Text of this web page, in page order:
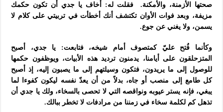
صحتها الأزمنة، والأمكنة. فقلت له: أخاف يا جدي أن تكون حكمك
مزيفة، وبعد فوات الأوان تكتشف أنك أخطأت في تربيتي على كلام لا
يسمن، ولا يغني عن جوع.
وكأنما فُتح عليّ كمتصوف أمام شيخه، فتابعت: يا جدي، أصبح
المتزحلقون على أيامنا، يدمنون ترديد هذه الأبيات، ويوظفون حكمها
للوصول إلى ما يريدون، فتكون وسيلتهم إلى ما يصبون إليه، إذ أصبح
كل طامع إلى منصب أو جاه، بدلاً من أن يعدّ نفسه ليكون كفوءا لما
يبغي، فإنه يستر عيوبه ونواقصه التي لا تحصى بالسخاء، ولك يا جدي أن
تذهل كم لكلمة سخاء في زمننا من مرادفات لا تخطر ببالك.